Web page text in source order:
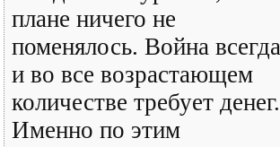
плане ничего не
поменялось. Война всегда
и во все возрастающем
количестве требует денег.
Именно по этим